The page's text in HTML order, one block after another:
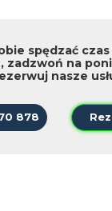
878
spędzać
zadzwoń na
nasze